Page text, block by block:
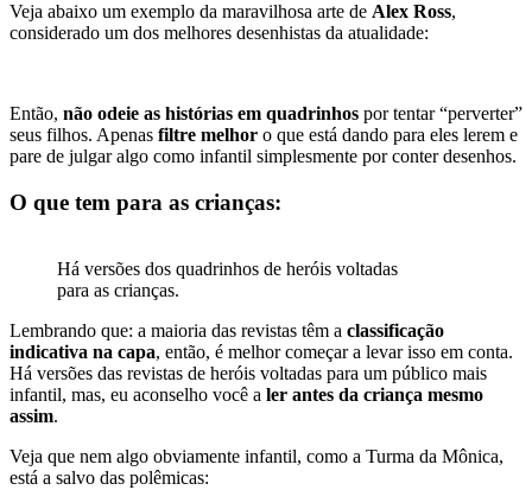
Veja abaixo um exemplo da maravilhosa arte de Alex Ross,
considerado um dos melhores desenhistas da atualidade:
Então, não odeie as histórias em quadrinhos por tentar “perverter”
seus filhos. Apenas filtre melhor o que está dando para eles lerem e
pare de julgar algo como infantil simplesmente por conter desenhos.
O que tem para as crianças:
Há versões dos quadrinhos de heróis voltadas
para as crianças.
Lembrando que: a maioria das revistas têm a classificação
indicativa na capa, então, é melhor começar a levar isso em conta.
Há versões das revistas de heróis voltadas para um público mais
infantil, mas, eu aconselho você a ler antes da criança mesmo
assim.
Veja que nem algo obviamente infantil, como a Turma da Mônica,
está a salvo das polêmicas: